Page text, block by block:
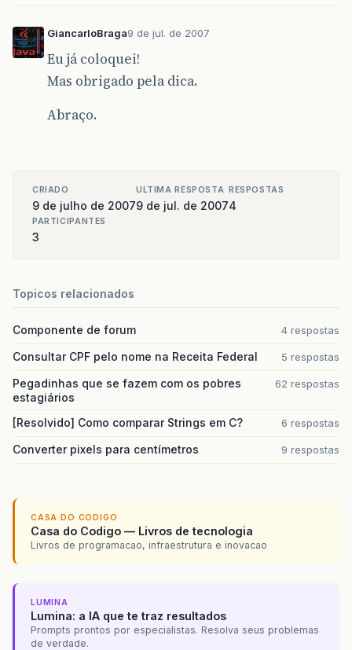
GiancarloBraga9 de jul. de 2007
Eu já coloquei!
Mas obrigado pela dica.
Abraço.
CRIADO
9 de julho de 2007
ULTIMA RESPOSTA
9 de jul. de 2007
RESPOSTAS
4
PARTICIPANTES
3
Topicos relacionados
Componente de forum 4 respostas
Consultar CPF pelo nome na Receita Federal 5 respostas
Pegadinhas que se fazem com os pobres
estagiários
62 respostas
[Resolvido] Como comparar Strings em C? 6 respostas
Converter pixels para centímetros 9 respostas
CASA DO CODIGO
Casa do Codigo — Livros de tecnologia
Livros de programacao, infraestrutura e inovacao
LUMINA
Lumina: a IA que te traz resultados
Prompts prontos por especialistas. Resolva seus problemas
de verdade.